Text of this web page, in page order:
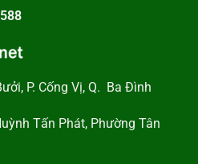
P. Cống Vị, Q. Ba Đình
Tấn Phát, Phường Tân